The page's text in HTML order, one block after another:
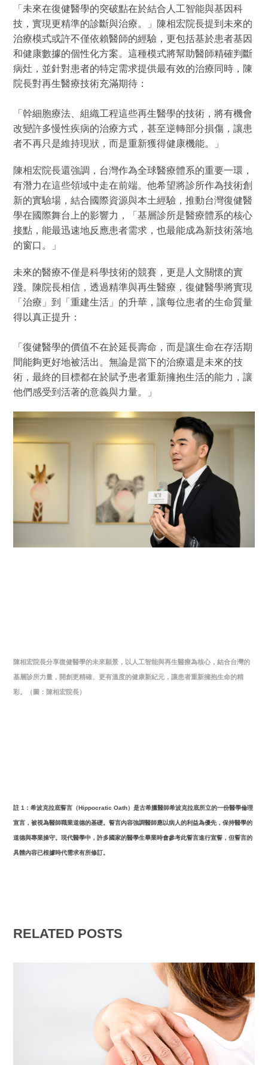
「未來在復健醫學的突破點在於結合人工智能與基因科
技，實現更精準的診斷與治療。」陳相宏院長提到未來的
治療模式或許不僅依賴醫師的經驗，更包括基於患者基因
和健康數據的個性化方案。這種模式將幫助醫師精確判斷
病灶，並針對患者的特定需求提供最有效的治療同時，陳
院長對再生醫療技術充滿期待：
「幹細胞療法、組織工程這些再生醫學的技術，將有機會
改變許多慢性疾病的治療方式，甚至逆轉部分損傷，讓患
者不再只是維持現狀，而是重新獲得健康機能。」
陳相宏院長還強調，台灣作為全球醫療體系的重要一環，
有潛力在這些領域中走在前端。他希望將診所作為技術創
新的實驗場，結合國際資源與本土經驗，推動台灣復健醫
學在國際舞台上的影響力，「基層診所是醫療體系的核心
接點，能最迅速地反應患者需求，也最能成為新技術落地
的窗口。」
未來的醫療不僅是科學技術的競賽，更是人文關懷的實
踐。陳院長相信，透過精準與再生醫療，復健醫學將實現
「治療」到「重建生活」的升華，讓每位患者的生命質量
得以真正提升：
「復健醫學的價值不在於延長壽命，而是讓生命在存活期
間能夠更好地被活出。無論是當下的治療還是未來的技
術，最終的目標都在於賦予患者重新擁抱生活的能力，讓
他們感受到活著的意義與力量。」
陳相宏院長分享復健醫學的未來願景，以人工智能與再生醫療為核心，結合台灣的
基層診所力量，開創更精確、更有溫度的健康新紀元，讓患者重新擁抱生命的精
彩。（圖：陳相宏院長）
註 1：希波克拉底誓言（Hippocratic Oath）是古希臘醫師希波克拉底所立的一份醫學倫理
宣言，被視為醫師職業道德的基礎。誓言內容強調醫師應以病人的利益為優先，保持醫學的
道德與專業操守。現代醫學中，許多國家的醫學生畢業時會參考此誓言進行宣誓，但誓言的
具體內容已根據時代需求有所修訂。
RELATED POSTS